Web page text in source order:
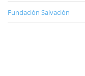
Fundación Salvación